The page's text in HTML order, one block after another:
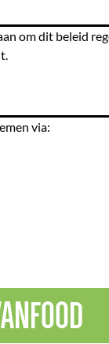
om dit beleid
via: